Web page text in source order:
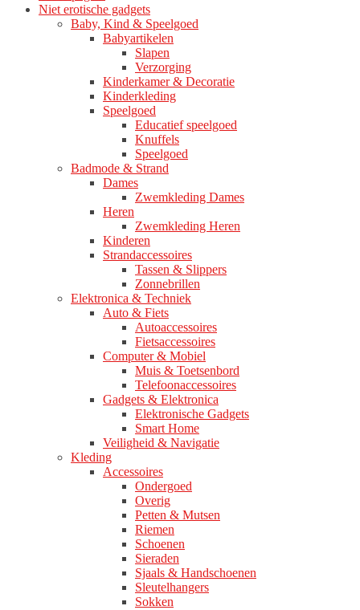
Niet erotische gadgets
Baby, Kind & Speelgoed
Babyartikelen
Slapen
Verzorging
Kinderkamer & Decoratie
Kinderkleding
Speelgoed
Educatief speelgoed
Knuffels
Speelgoed
Badmode & Strand
Dames
Zwemkleding Dames
Heren
Zwemkleding Heren
Kinderen
Strandaccessoires
Tassen & Slippers
Zonnebrillen
Elektronica & Techniek
Auto & Fiets
Autoaccessoires
Fietsaccessoires
Computer & Mobiel
Muis & Toetsenbord
Telefoonaccessoires
Gadgets & Elektronica
Elektronische Gadgets
Smart Home
Veiligheid & Navigatie
Kleding
Accessoires
Ondergoed
Overig
Petten & Mutsen
Riemen
Schoenen
Sieraden
Sjaals & Handschoenen
Sleutelhangers
Sokken